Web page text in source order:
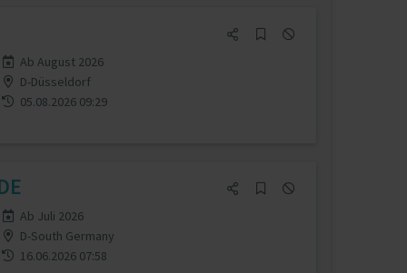
Ab August 2026
D-Düsseldorf
05.08.2026 09:29
Ab Juli 2026
D-South Germany
16.06.2026 07:58